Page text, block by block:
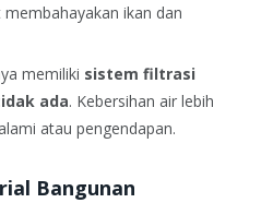
ikan dan
memiliki sistem filtrasi
ada. Kebersihan air lebih
atau pengendapan.
Bangunan